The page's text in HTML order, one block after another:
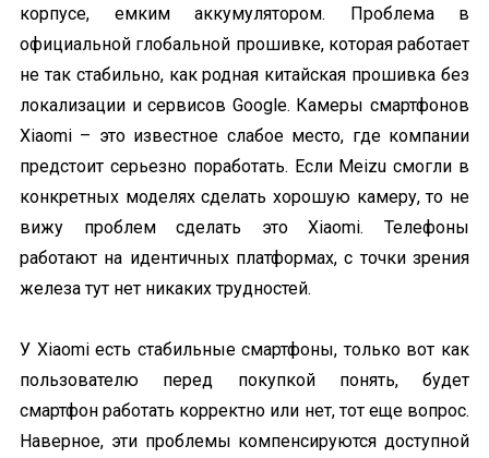
корпусе, емким аккумулятором. Проблема в
официальной глобальной прошивке, которая работает
не так стабильно, как родная китайская прошивка без
локализации и сервисов Google. Камеры смартфонов
Xiaomi – это известное слабое место, где компании
предстоит серьезно поработать. Если Meizu смогли в
конкретных моделях сделать хорошую камеру, то не
вижу проблем сделать это Xiaomi. Телефоны
работают на идентичных платформах, с точки зрения
железа тут нет никаких трудностей.
У Xiaomi есть стабильные смартфоны, только вот как
пользователю перед покупкой понять, будет
смартфон работать корректно или нет, тот еще вопрос.
Наверное, эти проблемы компенсируются доступной